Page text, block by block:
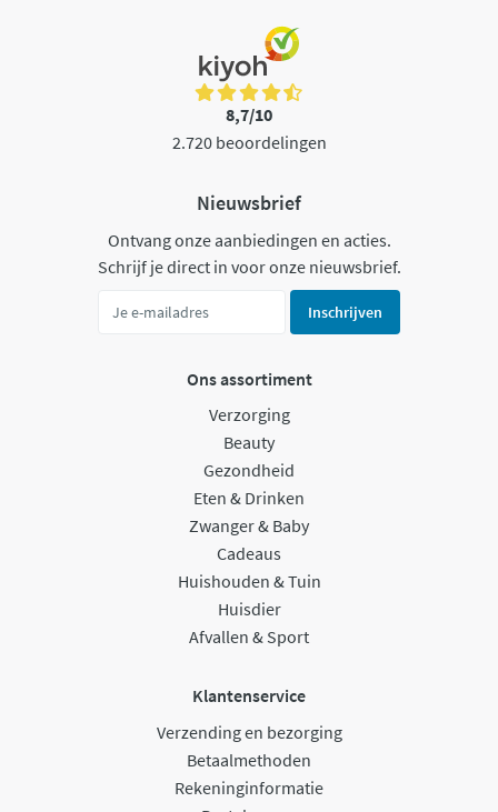
8,7/10
2.720 beoordelingen
Nieuwsbrief
Ontvang onze aanbiedingen en acties.
Schrijf je direct in voor onze nieuwsbrief.
Inschrijven
Ons assortiment
Verzorging
Beauty
Gezondheid
Eten & Drinken
Zwanger & Baby
Cadeaus
Huishouden & Tuin
Huisdier
Afvallen & Sport
Klantenservice
Verzending en bezorging
Betaalmethoden
Rekeninginformatie